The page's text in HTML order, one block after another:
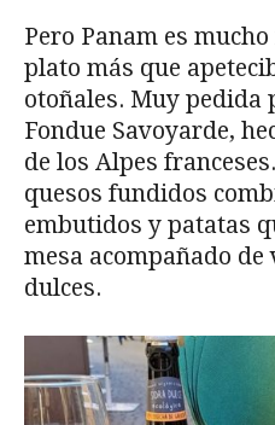
Pero Panam es
plato más que
otoñales. Muy pedida
Fondue Savoyarde,
de los Alpes
quesos fundidos
embutidos y patatas
mesa acompañado de
dulces.